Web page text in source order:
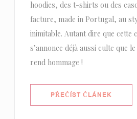
hoodies, des t-shirts ou des
facture, made in Portugal, au
inimitable. Autant dire que cette
s’annonce déjà aussi culte que
rend hommage !
PŘEČÍST ČLÁNEK